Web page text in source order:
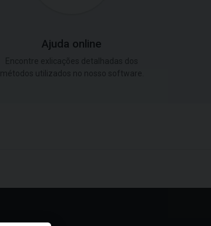
Ajuda online
métodos utilizados no nosso software.